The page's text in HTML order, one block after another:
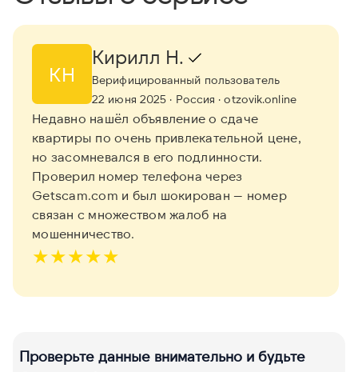
КН
Кирилл Н.
Верифицированный пользователь
22 июня 2025 · Россия · otzovik.online
Недавно нашёл объявление о сдаче
квартиры по очень привлекательной цене,
но засомневался в его подлинности.
Проверил номер телефона через
Getscam.com и был шокирован — номер
связан с множеством жалоб на
мошенничество.
★★★★★
Проверьте данные внимательно и будьте